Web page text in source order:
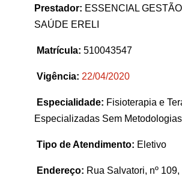
Prestador: ESSENCIAL
SAÚDE ERELI
Matrícula: 510043547
Vigência: 22/04/2020
Especialidade: Fisioterapia e
Especializadas Sem
Tipo de Atendimento: Eletivo
Endereço: Rua Salvatori, nº